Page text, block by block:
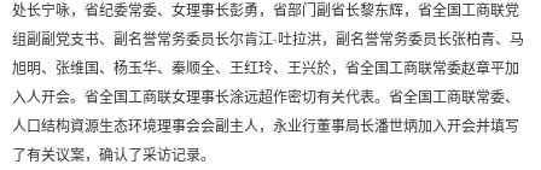
处长宁咏，省纪委常委、女理事长彭勇，省部门副省长黎东辉，省全国工商联党
组副副党支书、副名誉常务委员长尔肯江·吐拉洪，副名誉常务委员长张柏青、马
旭明、张维国、杨玉华、秦顺全、王红玲、王兴於，省全国工商联常委赵章平加
入人开会。省全国工商联女理事长涂远超作密切有关代表。省全国工商联常委、
人口结构資源生态环境理事会会副主人，永业行董事局长潘世炳加入开会并填写
了有关议案，确认了采访记录。